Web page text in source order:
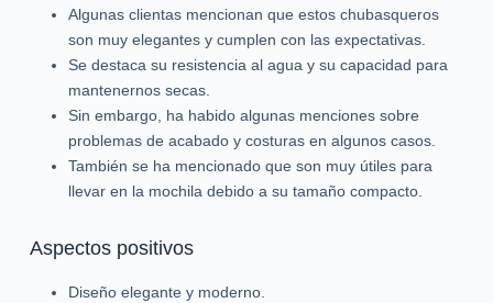
Algunas clientas mencionan que estos chubasqueros
son muy elegantes y cumplen con las expectativas.
Se destaca su resistencia al agua y su capacidad para
mantenernos secas.
Sin embargo, ha habido algunas menciones sobre
problemas de acabado y costuras en algunos casos.
También se ha mencionado que son muy útiles para
llevar en la mochila debido a su tamaño compacto.
Aspectos positivos
Diseño elegante y moderno.